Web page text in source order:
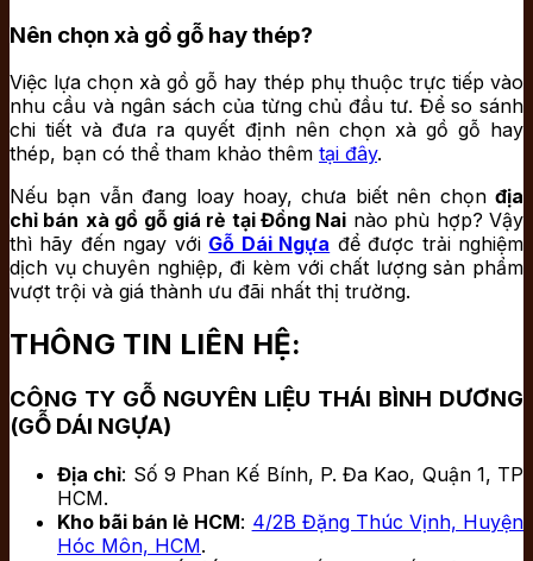
Nên chọn xà gồ gỗ hay thép?
Việc lựa chọn xà gồ gỗ hay thép phụ thuộc trực tiếp vào
nhu cầu và ngân sách của từng chủ đầu tư. Để so sánh
chi tiết và đưa ra quyết định nên chọn xà gồ gỗ hay
thép, bạn có thể tham khảo thêm tại đây.
Nếu bạn vẫn đang loay hoay, chưa biết nên chọn địa
chỉ bán xà gồ gỗ giá rẻ tại Đồng Nai nào phù hợp? Vậy
thì hãy đến ngay với Gỗ Dái Ngựa để được trải nghiệm
dịch vụ chuyên nghiệp, đi kèm với chất lượng sản phẩm
vượt trội và giá thành ưu đãi nhất thị trường.
THÔNG TIN LIÊN HỆ:
CÔNG TY GỖ NGUYÊN LIỆU THÁI BÌNH DƯƠNG
(GỖ DÁI NGỰA)
Địa chỉ: Số 9 Phan Kế Bính, P. Đa Kao, Quận 1, TP
HCM.
Kho bãi bán lẻ HCM: 4/2B Đặng Thúc Vịnh, Huyện
Hóc Môn, HCM.